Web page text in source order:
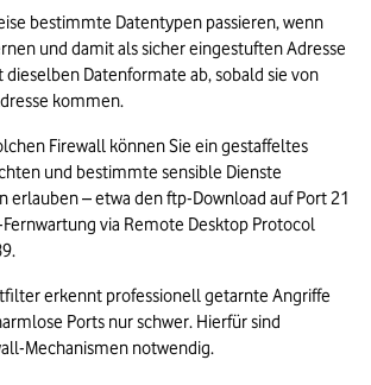
bestimmte Datentypen passieren, wenn
und damit als sicher eingestuften Adresse
Datenformate ab, sobald sie von
kommen.
Firewall können Sie ein gestaffeltes
und bestimmte sensible Dienste
erlauben – etwa den ftp-Download auf Port 21
via Remote Desktop Protocol
erkennt professionell getarnte Angriffe
Ports nur schwer. Hierfür sind
Mechanismen notwendig.